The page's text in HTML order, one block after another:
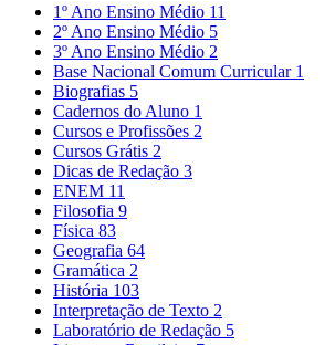
1º Ano Ensino Médio 11
2º Ano Ensino Médio 5
3º Ano Ensino Médio 2
Base Nacional Comum Curricular 1
Biografias 5
Cadernos do Aluno 1
Cursos e Profissões 2
Cursos Grátis 2
Dicas de Redação 3
ENEM 11
Filosofia 9
Física 83
Geografia 64
Gramática 2
História 103
Interpretação de Texto 2
Laboratório de Redação 5